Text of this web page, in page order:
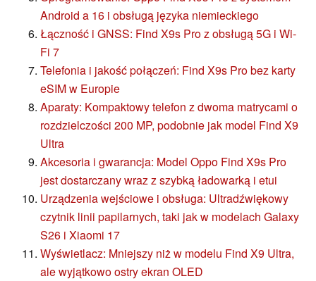
Android a 16 i obsługą języka niemieckiego
Łączność i GNSS: Find X9s Pro z obsługą 5G i Wi-
Fi 7
Telefonia i jakość połączeń: Find X9s Pro bez karty
eSIM w Europie
Aparaty: Kompaktowy telefon z dwoma matrycami o
rozdzielczości 200 MP, podobnie jak model Find X9
Ultra
Akcesoria i gwarancja: Model Oppo Find X9s Pro
jest dostarczany wraz z szybką ładowarką i etui
Urządzenia wejściowe i obsługa: Ultradźwiękowy
czytnik linii papilarnych, taki jak w modelach Galaxy
S26 i Xiaomi 17
Wyświetlacz: Mniejszy niż w modelu Find X9 Ultra,
ale wyjątkowo ostry ekran OLED